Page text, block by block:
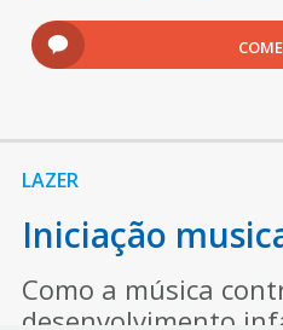
LAZER
Iniciação
Como a música
desenvolvimento